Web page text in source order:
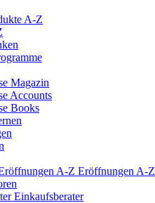
A-Z
Magazin
Accounts
Books
A-Z Eröffnungen A-Z
Einkaufsberater